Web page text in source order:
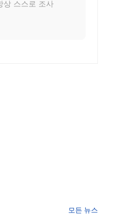
는 더 넓은 시장 모멘
상 스스로 조사
모든 뉴스